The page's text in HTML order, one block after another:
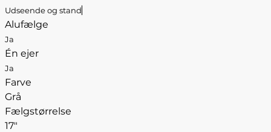
Udseende og stand
Alufælge
Ja
Én ejer
Ja
Farve
Grå
Fælgstørrelse
17"